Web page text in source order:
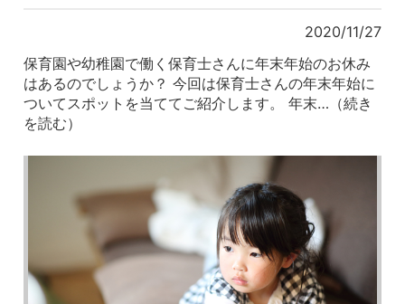
2020/11/27
保育園や幼稚園で働く保育士さんに年末年始のお休み
はあるのでしょうか？ 今回は保育士さんの年末年始に
ついてスポットを当ててご紹介します。 年末…（続き
を読む）